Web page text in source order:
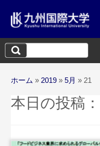
検
索:
ホーム » 2019 » 5月 » 21
本日の投稿：